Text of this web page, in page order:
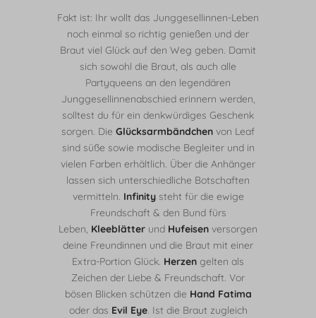
Fakt ist: Ihr wollt das Junggesellinnen-Leben
noch einmal so richtig genießen und der
Braut viel Glück auf den Weg geben. Damit
sich sowohl die Braut, als auch alle
Partyqueens an den legendären
Junggesellinnenabschied erinnern werden,
solltest du für ein denkwürdiges Geschenk
sorgen. Die Glücksarmbändchen von Leaf
sind süße sowie modische Begleiter und in
vielen Farben erhältlich. Über die Anhänger
lassen sich unterschiedliche Botschaften
vermitteln. Infinitysteht für die ewige
Freundschaft & den Bund fürs
Leben, Kleeblätter und Hufeisen versorgen
deine Freundinnen und die Braut mit einer
Extra-Portion Glück. Herzen gelten als
Zeichen der Liebe & Freundschaft. Vor
bösen Blicken schützen die Hand Fatima
oder das Evil Eye. Ist die Braut zugleich